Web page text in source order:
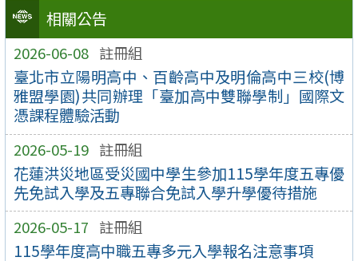
相關公告
2026-06-08 註冊組
臺北市立陽明高中、百齡高中及明倫高中三校(博
雅盟學園)共同辦理「臺加高中雙聯學制」國際文
憑課程體驗活動
2026-05-19 註冊組
花蓮洪災地區受災國中學生參加115學年度五專優
先免試入學及五專聯合免試入學升學優待措施
2026-05-17 註冊組
115學年度高中職五專多元入學報名注意事項